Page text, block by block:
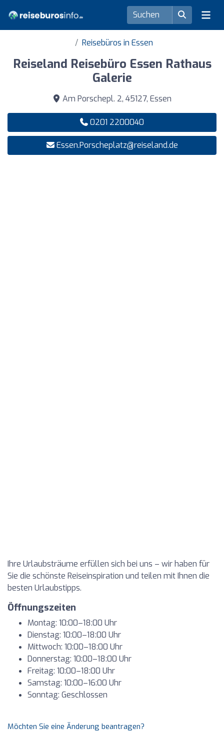
Reisebüros in Essen
Reiseland Reisebüro Essen Rathaus
Galerie
Am Porschepl. 2, 45127, Essen
0201 2200040
Essen.Porscheplatz@reiseland.de
Ihre Urlaubsträume erfüllen sich bei uns – wir haben für
Sie die schönste Reiseinspiration und teilen mit Ihnen die
besten Urlaubstipps.
Öffnungszeiten
Montag: 10:00–18:00 Uhr
Dienstag: 10:00–18:00 Uhr
Mittwoch: 10:00–18:00 Uhr
Donnerstag: 10:00–18:00 Uhr
Freitag: 10:00–18:00 Uhr
Samstag: 10:00–16:00 Uhr
Sonntag: Geschlossen
Möchten Sie eine Änderung beantragen?